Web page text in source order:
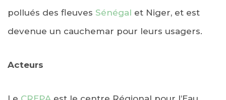
pollués des fleuves Sénégal et Niger, et est
devenue un cauchemar pour leurs usagers.
Acteurs